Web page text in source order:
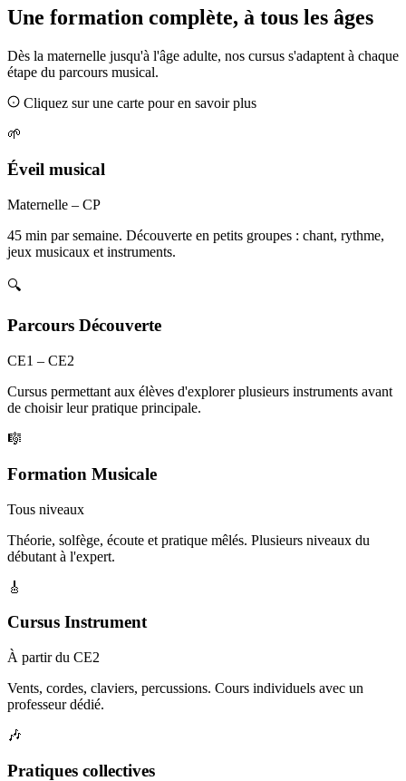
Une formation complète, à tous les âges
Dès la maternelle jusqu'à l'âge adulte, nos cursus s'adaptent à chaque
étape du parcours musical.
Cliquez sur une carte pour en savoir plus
🌱
Éveil musical
Maternelle – CP
45 min par semaine. Découverte en petits groupes : chant, rythme,
jeux musicaux et instruments.
🔍
Parcours Découverte
CE1 – CE2
Cursus permettant aux élèves d'explorer plusieurs instruments avant
de choisir leur pratique principale.
🎼
Formation Musicale
Tous niveaux
Théorie, solfège, écoute et pratique mêlés. Plusieurs niveaux du
débutant à l'expert.
🎸
Cursus Instrument
À partir du CE2
Vents, cordes, claviers, percussions. Cours individuels avec un
professeur dédié.
🎶
Pratiques collectives